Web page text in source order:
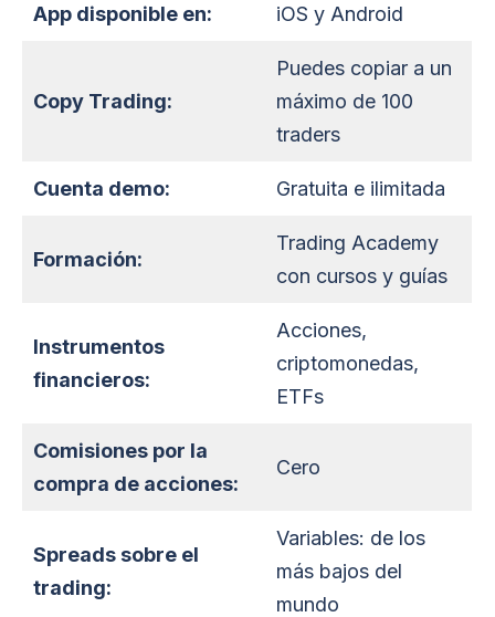
App disponible en: iOS y Android
Copy Trading:
Puedes copiar a un
máximo de 100
traders
Cuenta demo: Gratuita e ilimitada
Formación:
Trading Academy
con cursos y guías
Instrumentos
financieros:
Acciones,
criptomonedas,
ETFs
Comisiones por la
compra de acciones:
Cero
Spreads sobre el
trading:
Variables: de los
más bajos del
mundo